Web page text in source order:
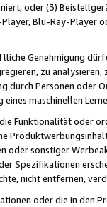
oder (3)
Blu-Ray-Player
Genehmigung
zu
durch Personen
maschinellen
Funktionalität oder
sonstiger
Spezifikationen
nicht entfernen,
oder die in